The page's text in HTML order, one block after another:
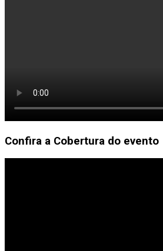
Confira a Cobertura do evento